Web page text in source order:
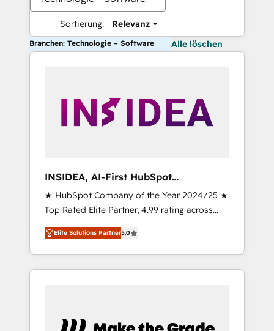
Sortierung: Relevanz
Branchen: Technologie – Software Alle löschen
INSIDEA, AI-First HubSpot
Onboarding & RevOps
★ HubSpot Company of the Year 2024/25 ★
Top Rated Elite Partner, 4.99 rating across
500+ reviews ★ 100+ HubSpot Certified
Experts & Trainers across the team ★ 1,500+
implementations across five continents ★ AI-
First, RevOps-led, Onboarding obsessed
powered workflows that drive adoption from
Elite Solutions Partner5.0